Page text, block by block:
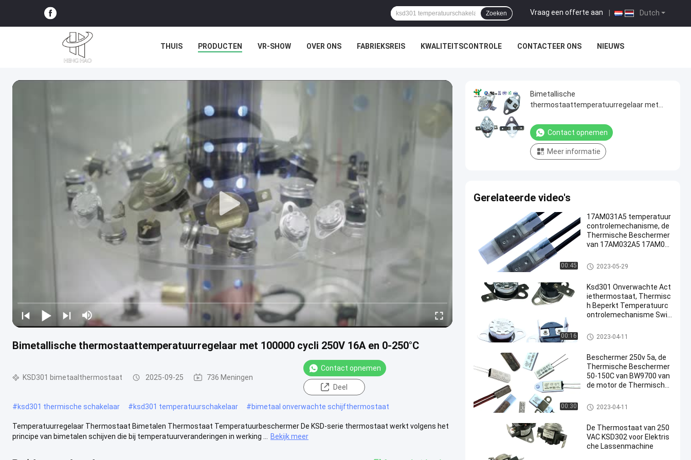
Dutch
Vraag een offerte aan
Zoeken
THUIS PRODUCTEN VR-SHOW OVER ONS FABRIEKSREIS KWALITEITSCONTROLE CONTACTEER ONS NIEUWS
Bimetallische thermostaattemperatuurregelaar met 100000 cycli 250V 16A en 0-250°C
KSD301 bimetaalthermostaat 2025-09-25 736 Meningen
Contact opnemen
Deel
#ksd301 thermische schakelaar #ksd301 temperatuurschakelaar #bimetaal onverwachte schijfthermostaat
Temperatuurregelaar Thermostaat Bimetalen Thermostaat Temperatuurbeschermer De KSD-serie thermostaat werkt volgens het
principe van bimetalen schijven die bij temperatuurveranderingen in werking ...
Bekijk meer
Bimetallische
thermostaattemperatuurregelaar met
Contact opnemen
Meer informatie
Gerelateerde video's
00:45
17AM031A5 temperatuur
controlemechanisme, de
Thermische Beschermer
van 17AM032A5 17AM03
17AM thermische beschermer
2023-05-29
00:16
Ksd301 Onverwachte Act
iethermostaat, Thermisc
h Beperkt Temperatuurc
ontrolemechanisme Swit
KSD301 bimetaalthermostaat
2023-04-11
00:30
Beschermer 250v 5a, de
Thermische Beschermer
50-150C van BW9700 van
de motor de Thermische
KSD301 bimetaalthermostaat
2023-04-11
De Thermostaat van 250
VAC KSD302 voor Elektris
che Lassenmachine